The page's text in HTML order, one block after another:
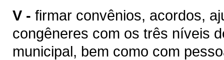
V - firmar convênios, acordos,
congêneres com os três níveis
municipal, bem como com